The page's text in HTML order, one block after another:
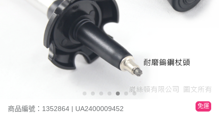
商品編號：1352864 | UA2400009452 免運